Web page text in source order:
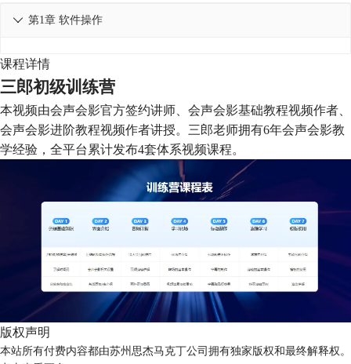
第1章 软件操作

课程详情
三郎初级训练营
本视频由会声会影官方签约讲师、会声会影基础教程视频作者、
会声会影进阶教程视频作者讲授。三郎老师拥有6年会声会影教
学经验，全平台累计发布4套体系视频课程。
版权声明
本站所有付费内容都由苏州思杰马克丁公司拥有独家版权和最终解释权。